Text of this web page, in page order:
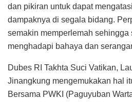
dan pikiran untuk dapat
dampaknya di segala bidang.
semakin memperlemah sehingga
menghadapi bahaya dan
Dubes RI Takhta Suci Vatikan,
Jinangkung mengemukakan hal
Bersama PWKI (Paguyuban